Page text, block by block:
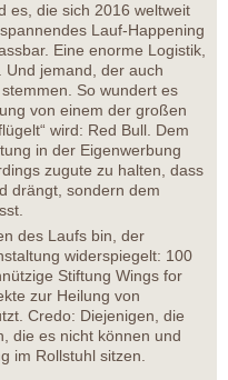
es, die sich 2016 weltweit
Lauf-Happening
Eine enorme Logistik,
Und jemand, der auch
So wundert es
von einem der großen
wird: Red Bull. Dem
in der Eigenwerbung
zugute zu halten, dass
drängt, sondern dem
des Laufs bin, der
widerspiegelt: 100
Stiftung Wings for
zur Heilung von
Credo: Diejenigen, die
die es nicht können und
im Rollstuhl sitzen.